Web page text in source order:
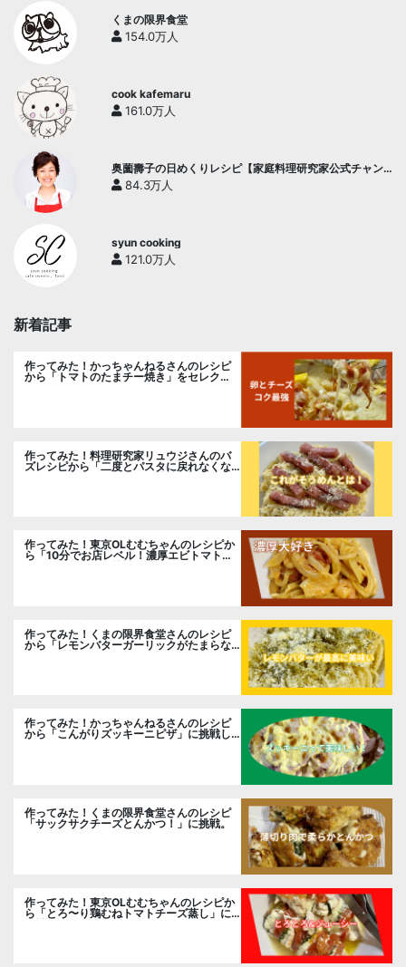
くまの限界食堂
154.0万人
cook kafemaru
161.0万人
奥薗壽子の日めくりレシピ【家庭料理研究家公式チャン
ネル】
84.3万人
syun cooking
121.0万人
新着記事
作ってみた！かっちゃんねるさんのレシピ
から「トマトのたまチー焼き」をセレク
作ってみた！料理研究家リュウジさんのバ
ズレシピから「二度とパスタに戻れなくな
る冷やしカルボナーラ」に挑戦。
作ってみた！東京OLむむちゃんのレシピか
ら「10分でお店レベル！濃厚エビトマトク
作ってみた！くまの限界食堂さんのレシピ
から「レモンバターガーリックがたまらな
い」に挑戦。
作ってみた！かっちゃんねるさんのレシピ
から「こんがりズッキーニピザ」に挑戦し
作ってみた！くまの限界食堂さんのレシピ
「サックサクチーズとんかつ！」に挑戦。
作ってみた！東京OLむむちゃんのレシピか
ら「とろ〜り鶏むねトマトチーズ蒸し」に
挑戦